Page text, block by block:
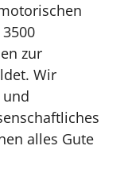
zur
Wir
alles Gute